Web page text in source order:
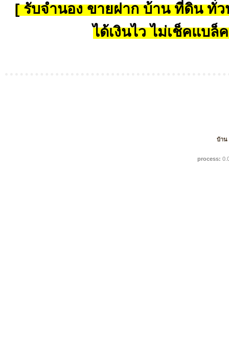
[ รับจำนอง ขายฝาก บ้าน ที่ดิน ทั่ว
ได้เงินไว ไม่เช็คแบล็
บ้าน
process: